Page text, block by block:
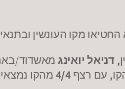
מקו העונשין
, דניאל יואינג מאשדוד/
, עם רצף4/4 מהקו